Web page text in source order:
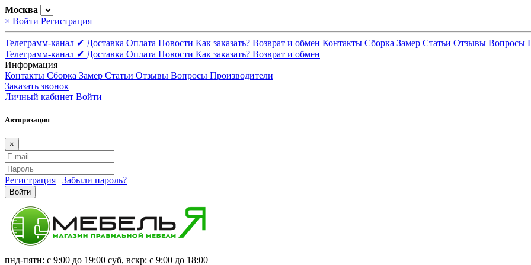
Москва
× Войти Регистрация
Телеграмм-канал ✔ Доставка Оплата Новости Как заказать? Возврат и обмен Контакты Сборка Замер Статьи Отзывы Вопросы
Телеграмм-канал ✔ Доставка Оплата Новости Как заказать? Возврат и обмен
Информация
Контакты Сборка Замер Статьи Отзывы Вопросы Производители
Заказать звонок
Личный кабинет Войти
Авторизация
×
Регистрация | Забыли пароль?
Войти
пнд-пятн: с 9:00 до 19:00 суб, вскр: с 9:00 до 18:00